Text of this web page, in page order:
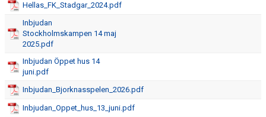
Hellas_FK_Stadgar_2024.pdf
Inbjudan
Stockholmskampen 14 maj
2025.pdf
Inbjudan Öppet hus 14
juni.pdf
Inbjudan_Bjorknasspelen_2026.pdf
Inbjudan_Oppet_hus_13_juni.pdf